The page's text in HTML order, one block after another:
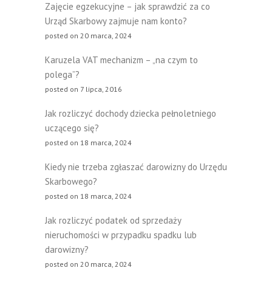
Zajęcie egzekucyjne – jak sprawdzić za co
Urząd Skarbowy zajmuje nam konto?
posted on 20 marca, 2024
Karuzela VAT mechanizm – „na czym to
polega”?
posted on 7 lipca, 2016
Jak rozliczyć dochody dziecka pełnoletniego
uczącego się?
posted on 18 marca, 2024
Kiedy nie trzeba zgłaszać darowizny do Urzędu
Skarbowego?
posted on 18 marca, 2024
Jak rozliczyć podatek od sprzedaży
nieruchomości w przypadku spadku lub
darowizny?
posted on 20 marca, 2024